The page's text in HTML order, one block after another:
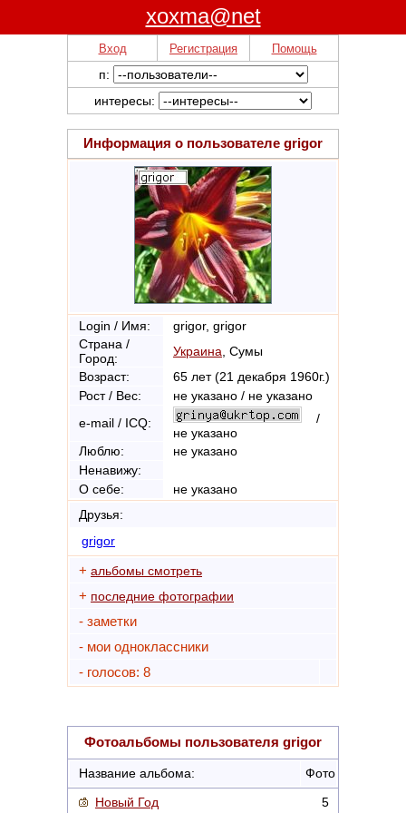
xoxma@net
Вход Регистрация Помощь
п:
интересы:
Информация о пользователе grigor
Login / Имя:
grigor, grigor
Страна /
Город:
Украина , Сумы
Возраст:
65 лет (21 декабря 1960г.)
Рост / Вес:
не указано / не указано
e-mail / ICQ:
/
не указано
Люблю:
не указано
Ненавижу:
О себе:
не указано
Друзья:
grigor
+ альбомы смотреть
+ последние фотографии
- заметки
- мои одноклассники
- голосов: 8
Фотоальбомы пользователя grigor
Название альбома:
Фото
Новый Год
5